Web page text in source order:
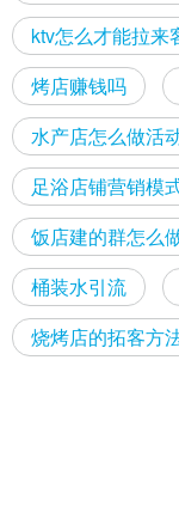
ktv怎么才能拉来
烤店赚钱吗
水产店怎么做活
足浴店铺营销模
饭店建的群怎么
桶装水引流
烧烤店的拓客方